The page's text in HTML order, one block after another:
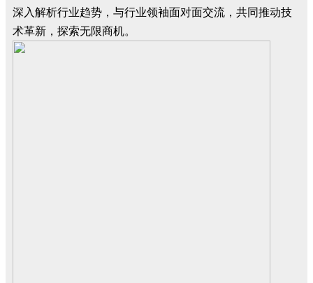
深入解析行业趋势，与行业领袖面对面交流，共同推动技
术革新，探索无限商机。